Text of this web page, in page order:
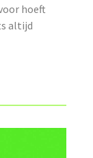
hoeft
altijd